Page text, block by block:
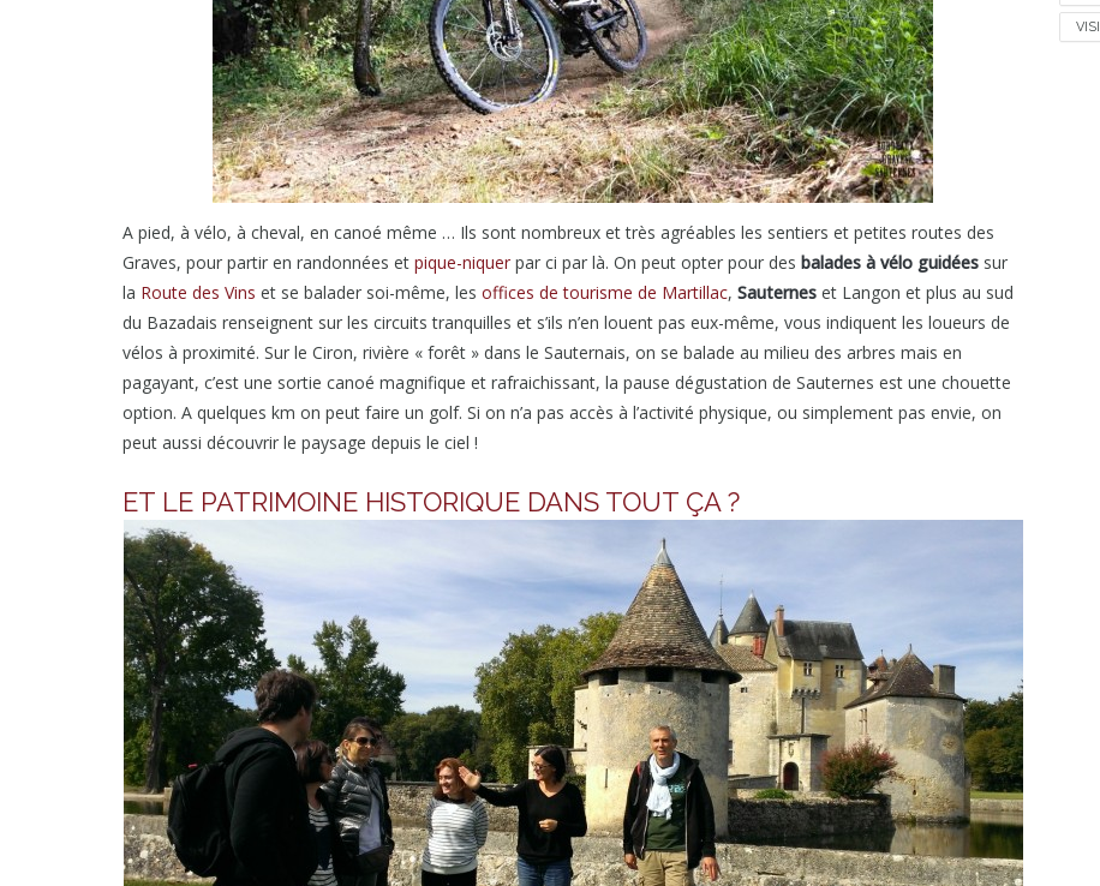
A pied, à vélo, à cheval, en canoé même … Ils sont nombreux et très agréables les sentiers et petites routes des
Graves, pour partir en randonnées et pique-niquer par ci par là. On peut opter pour des balades à vélo guidées sur
la Route des Vins et se balader soi-même, les offices de tourisme de Martillac, Sauternes et Langon et plus au sud
du Bazadais renseignent sur les circuits tranquilles et s’ils n’en louent pas eux-même, vous indiquent les loueurs de
vélos à proximité. Sur le Ciron, rivière « forêt » dans le Sauternais, on se balade au milieu des arbres mais en
pagayant, c’est une sortie canoé magnifique et rafraichissant, la pause dégustation de Sauternes est une chouette
option. A quelques km on peut faire un golf. Si on n’a pas accès à l’activité physique, ou simplement pas envie, on
peut aussi découvrir le paysage depuis le ciel !
ET LE PATRIMOINE HISTORIQUE DANS TOUT ÇA ?